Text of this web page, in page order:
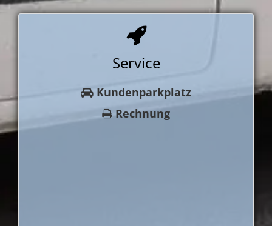
Service
Kundenparkplatz
Rechnung